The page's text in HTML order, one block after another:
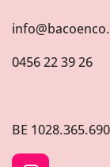
0456 22 39 26
BE 1028.365.690